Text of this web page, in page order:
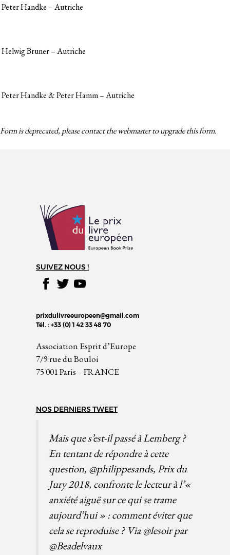
Peter Handke – Autriche
Helwig Bruner – Autriche
Peter Handke & Peter Hamm – Autriche
Form is deprecated, please contact the webmaster toupgradethis form.
SUIVEZ NOUS !
prixdulivreeuropeen@gmail.com
Tél. : +33 (0) 1 42 33 48 70
Association Esprit d’Europe
7/9 rue du Bouloi
75 001 Paris – FRANCE
NOS DERNIERS TWEET
Mais que s’est-il passé à Lemberg ?
En tentant de répondre à cette
question, @philippesands, Prix du
Jury 2018, confronte le lecteur à l’«
anxiété aiguë sur ce qui se trame
aujourd’hui » : comment éviter que
cela se reproduise ? Via@lesoirpar
@Beadelvaux